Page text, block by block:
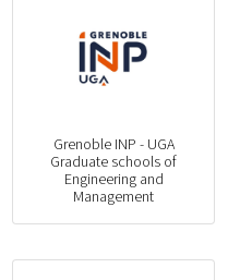
Grenoble INP - UGA
Graduate schools of
Engineering and
Management